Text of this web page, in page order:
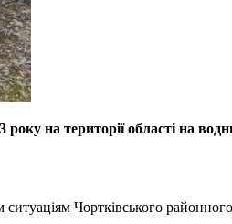
на території області на
Чортківського